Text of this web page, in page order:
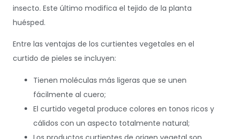
insecto. Este último modifica el tejido de la planta
huésped.
Entre las ventajas de los curtientes vegetales en el
curtido de pieles se incluyen:
Tienen moléculas más ligeras que se unen
fácilmente al cuero;
El curtido vegetal produce colores en tonos ricos y
cálidos con un aspecto totalmente natural;